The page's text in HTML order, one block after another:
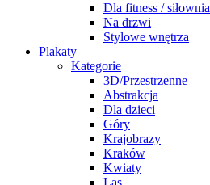
Dla fitness / siłownia
Na drzwi
Stylowe wnętrza
Plakaty
Kategorie
3D/Przestrzenne
Abstrakcja
Dla dzieci
Góry
Krajobrazy
Kraków
Kwiaty
Las